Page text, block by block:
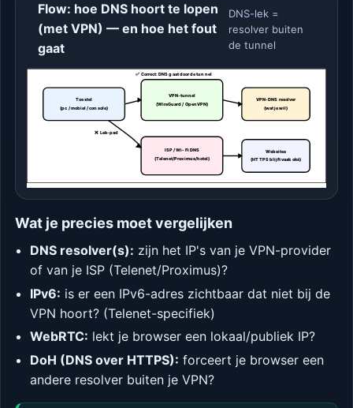
Flow: hoe DNS hoort te lopen
(met VPN) — en hoe het fout
gaat
DNS-lek =
resolver buiten
de tunnel
Toestel
(pc / mobiel / console)
VPN-tunnel
(WireGuard / OpenVPN)
VPN-DNS resolver
(wat je wil)
✅ Correct: DNS gaat door de tunnel
ISP / Wi-Fi DNS
(Telenet/Proximus/hotel)
❌ Lek-pad
Websites
(HTTPS blijft vaak oké)
Wat je precies moet vergelijken
DNS resolver(s): zijn het IP's van je VPN-provider
of van je ISP (Telenet/Proximus)?
IPv6: is er een IPv6-adres zichtbaar dat niet bij de
VPN hoort? (Telenet-specifiek)
WebRTC: lekt je browser een lokaal/publiek IP?
DoH (DNS over HTTPS): forceert je browser een
andere resolver buiten je VPN?